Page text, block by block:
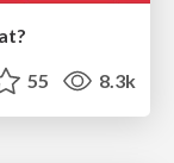
55 8.3k